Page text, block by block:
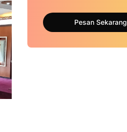
Pesan Sekarang